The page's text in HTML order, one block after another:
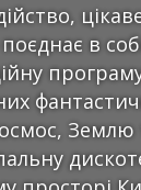
в
Землю